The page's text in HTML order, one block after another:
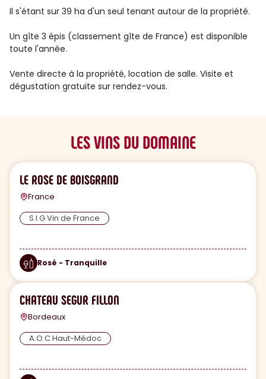
Il s'étant sur 39 ha d'un seul tenant autour de la propriété.
Un gîte 3 épis (classement gîte de France) est disponible
toute l'année.
Vente directe à la propriété, location de salle. Visite et
dégustation gratuite sur rendez-vous.
LES VINS DU DOMAINE
LE ROSE DE BOISGRAND
France
S.I.G Vin de France
Rosé - Tranquille
CHATEAU SEGUR FILLON
Bordeaux
A.O.C Haut-Médoc